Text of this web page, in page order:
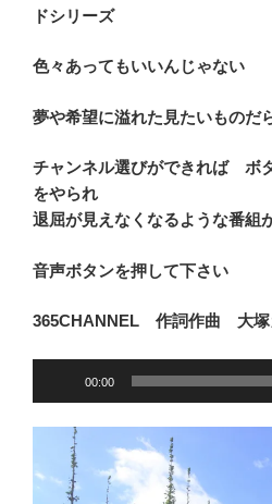
ドシリーズ
色々あってもいいんじゃない
夢や希望に溢れた見たいもの
チャンネル選びができれば ボ
をやられ
退屈が見えなくなるような番組
音声ボタンを押して下さい
365CHANNEL 作詞作曲 大塚
プ
ー
00:00